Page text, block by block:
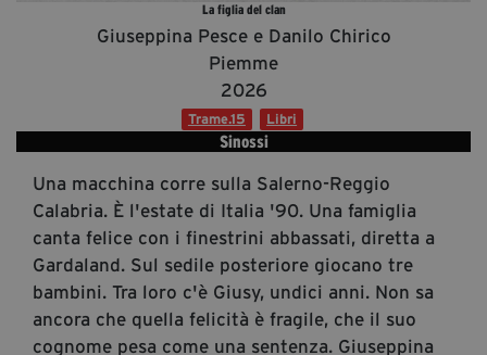
segreteria@tramefestival.it
info@tramefestival.it
+39 346 954 4078
Sinossi
Una macchina corre sulla Salerno-Reggio
Calabria. È l'estate di Italia '90. Una famiglia
canta felice con i finestrini abbassati, diretta a
Gardaland. Sul sedile posteriore giocano tre
bambini. Tra loro c'è Giusy, undici anni. Non sa
ancora che quella felicità è fragile, che il suo
cognome pesa come una sentenza. Giuseppina
La figlia del clan
Giuseppina Pesce e Danilo Chirico
Piemme
2026
Trame.15 Libri